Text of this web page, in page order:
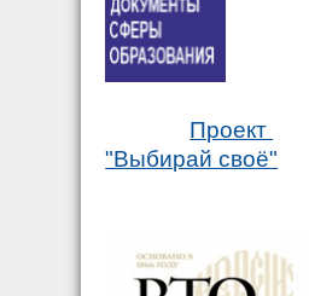
Проект
"Выбирай своё"